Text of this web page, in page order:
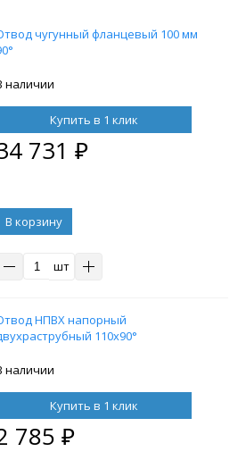
чугунный фланцевый 100 мм
наличии
Купить в 1 клик
731 ₽
В корзину
шт
НПВХ напорный
110х90°
наличии
Купить в 1 клик
785 ₽